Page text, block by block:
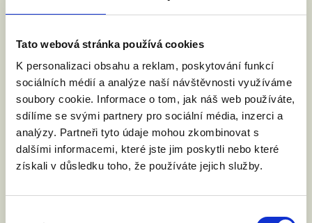
Tato webová stránka používá cookies
K personalizaci obsahu a reklam, poskytování funkcí
sociálních médií a analýze naší návštěvnosti využíváme
soubory cookie. Informace o tom, jak náš web používáte,
sdílíme se svými partnery pro sociální média, inzerci a
analýzy. Partneři tyto údaje mohou zkombinovat s
dalšími informacemi, které jste jim poskytli nebo které
získali v důsledku toho, že používáte jejich služby.